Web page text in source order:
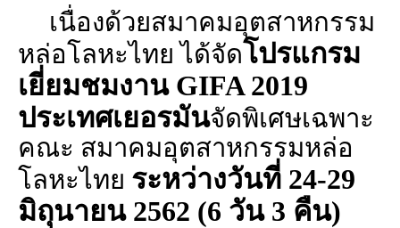
เนื่องด้วยสมาคมอุตสาหกรรม
หล่อโลหะไทย ได้จัดโปรแกรม
เยี่ยมชมงาน GIFA 2019
ประเทศเยอรมันจัดพิเศษเฉพาะ
คณะ สมาคมอุตสาหกรรมหล่อ
โลหะไทย ระหว่างวันที่ 24-29
มิถุนายน 2562 (6 วัน 3 คืน)